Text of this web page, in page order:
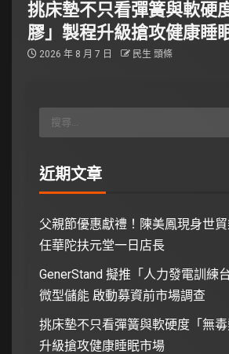
挑床墊不只看彈簧與軟硬
膠」製程升級搶攻健康睡
2026 年 8 月 7 日 民生 頭條
近期文章
父親節優惠獻禮！陳美鳳現身世
任華陀扶元堂一日店長
GenerStand 擬推「人力發電訓練
微型儲能 啟動募資前市場調查
挑床墊不只看彈簧與軟硬度「無
升級搶攻健康睡眠市場